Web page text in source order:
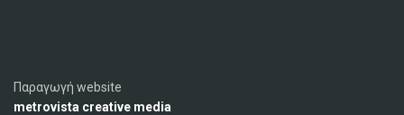
Παραγωγή website
metrovista creative media